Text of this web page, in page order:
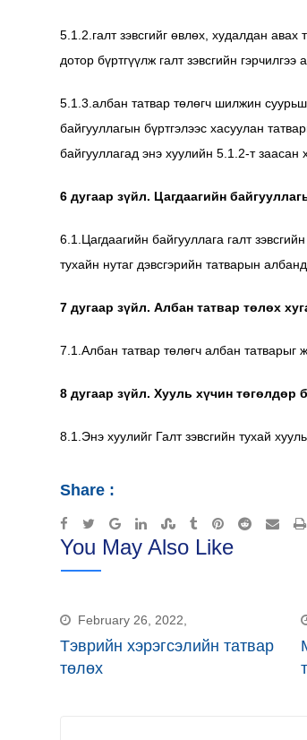
5.1.2.галт зэвсгийг өвлөх, худалдан
дотор бүртгүүлж галт зэвсгийн гэрчилгээ
5.1.3.албан татвар төлөгч шилжин
байгууллагын бүртгэлээс хасуулан
байгууллагад энэ хуулийн 5.1.2-т заасан
6 дугаар зүйл. Цагдаагийн
6.1.Цагдаагийн байгууллага галт
тухайн нутаг дэвсгэрийн татварын албанд
7 дугаар зүйл. Албан татвар төлөх
7.1.Албан татвар төлөгч албан татварыг
8 дугаар зүйл. Хууль хүчин төгөлдөр
8.1.Энэ хуулийг Галт зэвсгийн тухай
Share :
Google+LinkedInStumbleUpon
TumblrPinterest
Reddit
You May Also Like
February 26, 2022,
Тэврийн хэрэгсэлийн татвар
төлөх